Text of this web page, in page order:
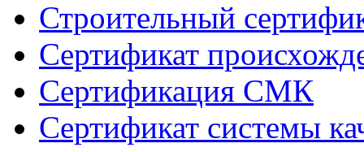
Строительный
Сертификат
Сертификация СМК
Сертификат системы